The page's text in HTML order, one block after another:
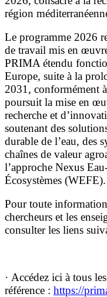
région
Le programme 2026
de travail mis en
PRIMA étendu
Europe, suite à la
2031, conformément
poursuit la mise en
recherche et
soutenant des
durable de l’eau, des
chaînes de valeur
l’approche Nexus
Écosystèmes (WEFE).
Pour toute
chercheurs et les
consulter les liens
· Accédez ici à tous
référence : https://